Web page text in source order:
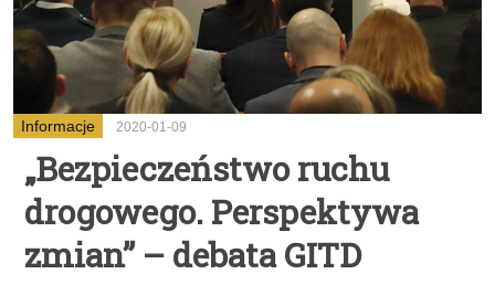
Informacje 2020-01-09
„Bezpieczeństwo ruchu
drogowego. Perspektywa
zmian” – debata GITD